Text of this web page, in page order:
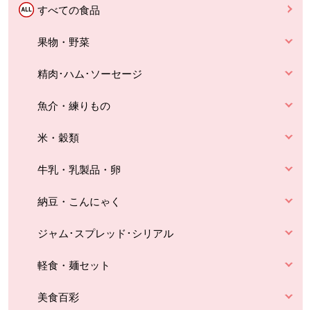
すべての食品
果物・野菜
精肉･ハム･ソーセージ
魚介・練りもの
米・穀類
牛乳・乳製品・卵
納豆・こんにゃく
ジャム･スプレッド･シリアル
軽食・麺セット
美食百彩